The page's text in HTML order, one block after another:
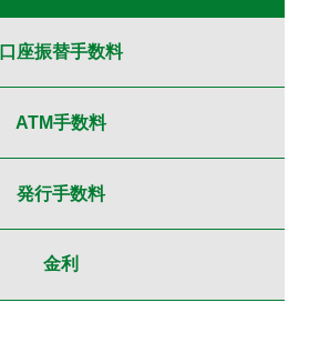
口座振替手数料
ATM手数料
発行手数料
金利